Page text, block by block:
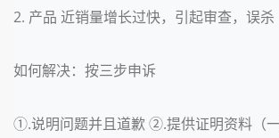
2. 产品 近销量增长过快，引起审查，误杀
如何解决：按三步申诉
①.说明问题并且道歉 ②.提供证明资料（